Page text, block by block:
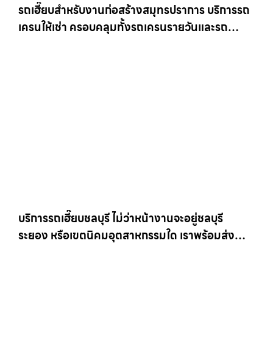
รถเฮี๊ยบสำหรับงานก่อสร้างสมุทรปราการ บริการรถ
เครนให้เช่า ครอบคลุมทั้งรถเครนรายวันและรถ
บริการรถเฮี๊ยบชลบุรี ไม่ว่าหน้างานจะอยู่ชลบุรี
ระยอง หรือเขตนิคมอุตสาหกรรมใด เราพร้อมส่งรถ